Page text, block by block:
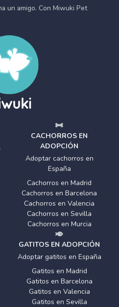
un amigo. Con Miwuki Pet
CACHORROS EN
ADOPCIÓN
Adoptar cachorros en
España
Cachorros en Madrid
Cachorros en Barcelona
Cachorros en Valencia
Cachorros en Sevilla
Cachorros en Murcia
GATITOS EN ADOPCIÓN
Adoptar gatitos en España
Gatitos en Madrid
Gatitos en Barcelona
Gatitos en Valencia
Gatitos en Sevilla